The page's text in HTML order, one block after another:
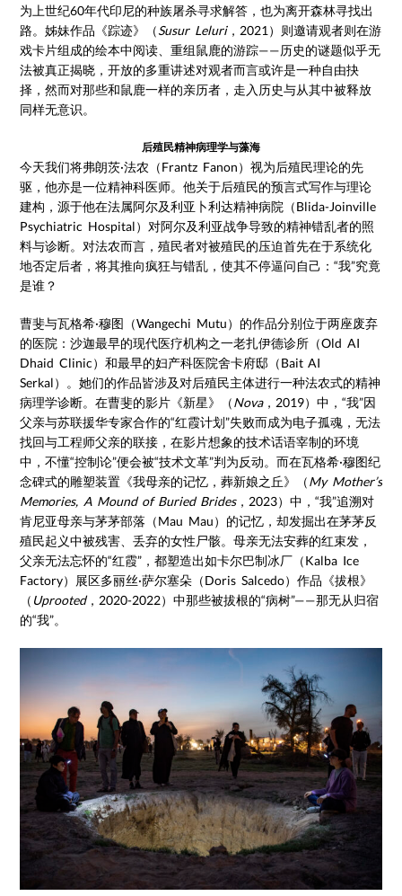
为上世纪60年代印尼的种族屠杀寻求解答，也为离开森林寻找出
路。姊妹作品《踪迹》（Susur Leluri，2021）则邀请观者则在游
戏卡片组成的绘本中阅读、重组鼠鹿的游踪——历史的谜题似乎无
法被真正揭晓，开放的多重讲述对观者而言或许是一种自由抉
择，然而对那些和鼠鹿一样的亲历者，走入历史与从其中被释放
同样无意识。
后殖民精神病理学与藻海
今天我们将弗朗茨·法农（Frantz Fanon）视为后殖民理论的先
驱，他亦是一位精神科医师。他关于后殖民的预言式写作与理论
建构，源于他在法属阿尔及利亚卜利达精神病院（Blida-Joinville
Psychiatric Hospital）对阿尔及利亚战争导致的精神错乱者的照
料与诊断。对法农而言，殖民者对被殖民的压迫首先在于系统化
地否定后者，将其推向疯狂与错乱，使其不停逼问自己：“我”究竟
是谁？
曹斐与瓦格希·穆图（Wangechi Mutu）的作品分别位于两座废弃
的医院：沙迦最早的现代医疗机构之一老扎伊德诊所（Old AI
Dhaid Clinic）和最早的妇产科医院舍卡府邸（Bait AI
Serkal）。她们的作品皆涉及对后殖民主体进行一种法农式的精神
病理学诊断。在曹斐的影片《新星》（Nova，2019）中，“我”因
父亲与苏联援华专家合作的“红霞计划”失败而成为电子孤魂，无法
找回与工程师父亲的联接，在影片想象的技术话语宰制的环境
中，不懂“控制论”便会被“技术文革”判为反动。而在瓦格希·穆图纪
念碑式的雕塑装置《我母亲的记忆，葬新娘之丘》（My Mother’s
Memories, A Mound of Buried Brides，2023）中，“我”追溯对
肯尼亚母亲与茅茅部落（Mau Mau）的记忆，却发掘出在茅茅反
殖民起义中被残害、丢弃的女性尸骸。母亲无法安葬的红束发，
父亲无法忘怀的“红霞”，都塑造出如卡尔巴制冰厂（Kalba Ice
Factory）展区多丽丝·萨尔塞朵（Doris Salcedo）作品《拔根》
（ Uprooted，2020-2022）中那些被拔根的“病树”——那无从归宿
的“我”。